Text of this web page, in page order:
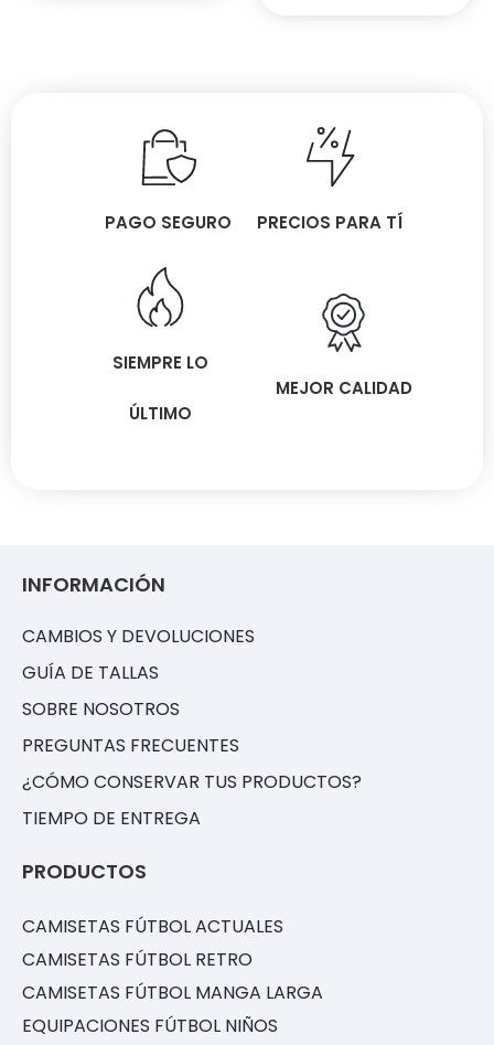
PAGO SEGURO PRECIOS PARA TÍ
SIEMPRE LO
ÚLTIMO
MEJOR CALIDAD
INFORMACIÓN
CAMBIOS Y DEVOLUCIONES
GUÍA DE TALLAS
SOBRE NOSOTROS
PREGUNTAS FRECUENTES
¿CÓMO CONSERVAR TUS PRODUCTOS?
TIEMPO DE ENTREGA
PRODUCTOS
CAMISETAS FÚTBOL ACTUALES
CAMISETAS FÚTBOL RETRO
CAMISETAS FÚTBOL MANGA LARGA
EQUIPACIONES FÚTBOL NIÑOS